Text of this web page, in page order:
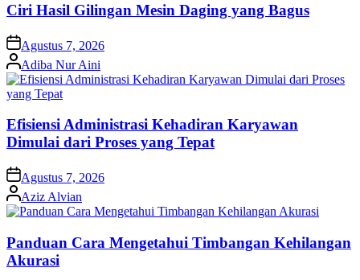
Ciri Hasil Gilingan Mesin Daging yang Bagus
on Agustus 7, 2026
Posted
by
Adiba Nur Aini
Efisiensi Administrasi Kehadiran Karyawan
Dimulai dari Proses yang Tepat
on Agustus 7, 2026
Posted
by
Aziz Alvian
Panduan Cara Mengetahui Timbangan Kehilangan
Akurasi